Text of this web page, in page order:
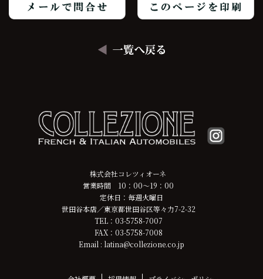
株式会社コレツィオーネ
営業時間 10：00～19：00
定休日：毎週火曜日
世田谷本店／東京都世田谷区等々力7-2-32
TEL：03-5758-7007
FAX：03-5758-7008
Email : latina@collezione.co.jp